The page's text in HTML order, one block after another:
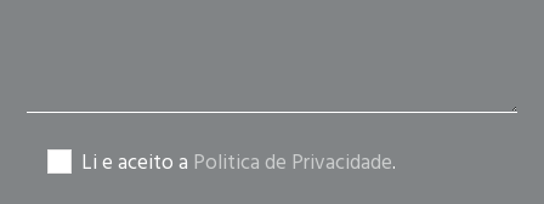
Li e aceito a Politica de Privacidade.